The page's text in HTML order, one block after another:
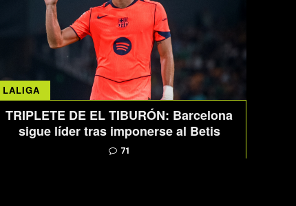
LALIGA
TRIPLETE DE EL TIBURÓN: Barcelona
sigue líder tras imponerse al Betis
71